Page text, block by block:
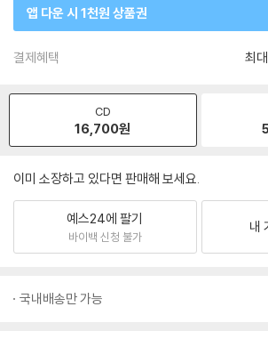
앱 다운 시 1천원 상품권
결제혜택 최
CD
16,700원
이미 소장하고 있다면 판매해 보세요.
예스24에 팔기
바이백 신청 불가
내
국내배송만 가능